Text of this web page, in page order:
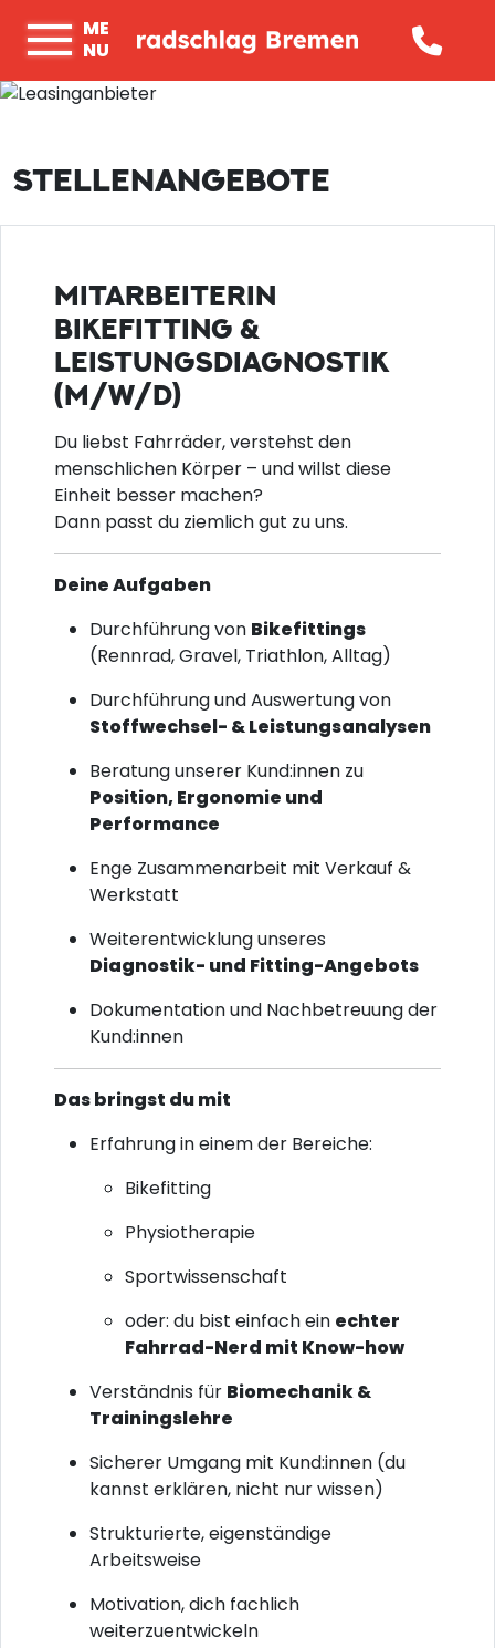
ME
NU
STELLENANGEBOTE
MITARBEITERIN
BIKEFITTING &
LEISTUNGSDIAGNOSTIK
(M/W/D)
Du liebst Fahrräder, verstehst den
menschlichen Körper – und willst diese
Einheit besser machen?
Dann passt du ziemlich gut zu uns.
Deine Aufgaben
Durchführung von Bikefittings
(Rennrad, Gravel, Triathlon, Alltag)
Durchführung und Auswertung von
Stoffwechsel- & Leistungsanalysen
Beratung unserer Kund:innen zu
Position, Ergonomie und
Performance
Enge Zusammenarbeit mit Verkauf &
Werkstatt
Weiterentwicklung unseres
Diagnostik- und Fitting-Angebots
Dokumentation und Nachbetreuung der
Kund:innen
Das bringst du mit
Erfahrung in einem der Bereiche:
Bikefitting
Physiotherapie
Sportwissenschaft
oder: du bist einfach ein echter
Fahrrad-Nerd mit Know-how
Verständnis für Biomechanik &
Trainingslehre
Sicherer Umgang mit Kund:innen (du
kannst erklären, nicht nur wissen)
Strukturierte, eigenständige
Arbeitsweise
Motivation, dich fachlich
weiterzuentwickeln